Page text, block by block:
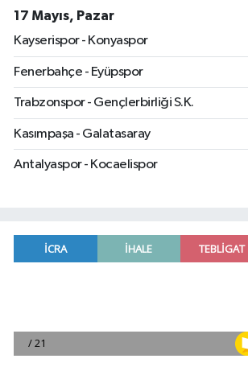
17 Mayıs, Pazar
Kayserispor - Konyaspor
Fenerbahçe - Eyüpspor
Trabzonspor - Gençlerbirliği S.K.
Kasımpaşa - Galatasaray
Antalyaspor - Kocaelispor
22:58 |
Hataylıların Beklediği Haber